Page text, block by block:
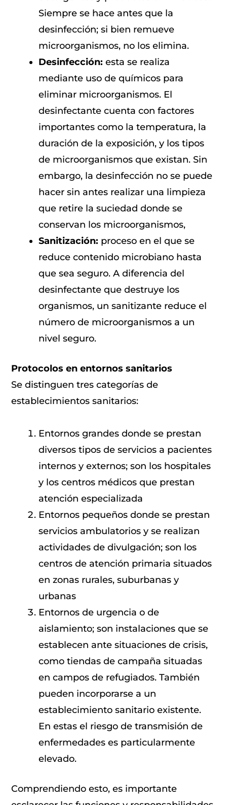
Siempre se hace antes que la
desinfección; si bien remueve
microorganismos, no los elimina.
Desinfección: esta se realiza
mediante uso de químicos para
eliminar microorganismos. El
desinfectante cuenta con factores
importantes como la temperatura, la
duración de la exposición, y los tipos
de microorganismos que existan. Sin
embargo, la desinfección no se puede
hacer sin antes realizar una limpieza
que retire la suciedad donde se
conservan los microorganismos,
Sanitización: proceso en el que se
reduce contenido microbiano hasta
que sea seguro. A diferencia del
desinfectante que destruye los
organismos, un sanitizante reduce el
número de microorganismos a un
nivel seguro.
Protocolos en entornos sanitarios
Se distinguen tres categorías de
establecimientos sanitarios:
Entornos grandes donde se prestan
diversos tipos de servicios a pacientes
internos y externos; son los hospitales
y los centros médicos que prestan
atención especializada
Entornos pequeños donde se prestan
servicios ambulatorios y se realizan
actividades de divulgación; son los
centros de atención primaria situados
en zonas rurales, suburbanas y
urbanas
Entornos de urgencia o de
aislamiento; son instalaciones que se
establecen ante situaciones de crisis,
como tiendas de campaña situadas
en campos de refugiados. También
pueden incorporarse a un
establecimiento sanitario existente.
En estas el riesgo de transmisión de
enfermedades es particularmente
elevado.
Comprendiendo esto, es importante